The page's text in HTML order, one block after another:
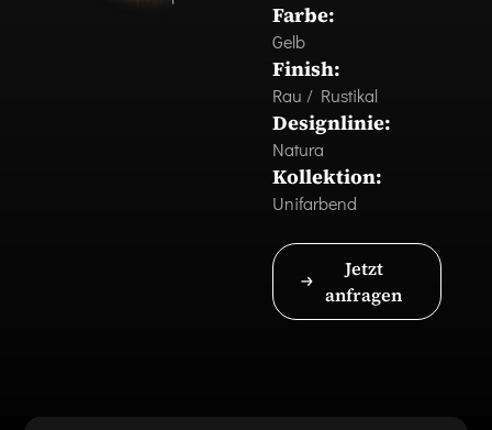
Farbe:
Gelb
Finish:
Rau / Rustikal
Designlinie:
Natura
Kollektion:
Unifarbend
Jetzt
anfragen